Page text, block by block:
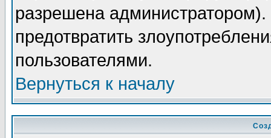
разрешена
предотвратить
пользователями.
Вернуться к началу